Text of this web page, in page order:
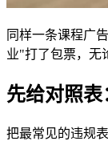
同样一条课程广
业"打了包票，无
先给对照
把最常见的违规